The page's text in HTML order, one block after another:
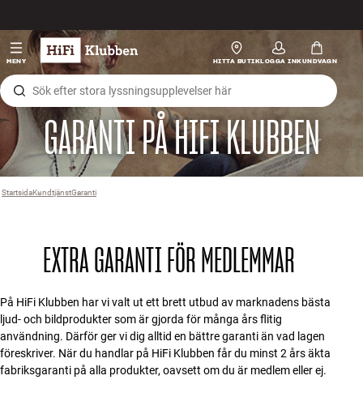
MENY HITTA BUTIKLOGGA INKUNDVAGN
HiFi
Högtalare
Skivspelare
Hörlurar
TV
System
Kablar
Tillbehör
Startsida ›
Kundtjänst ›
Garanti
GARANTI PÅ HIFI KLUBBEN
EXTRA GARANTI FÖR MEDLEMMAR
På HiFi Klubben har vi valt ut ett brett utbud av marknadens bästa
ljud- och bildprodukter som är gjorda för många års flitig
användning. Därför ger vi dig alltid en bättre garanti än vad lagen
föreskriver. När du handlar på HiFi Klubben får du minst 2 års äkta
fabriksgaranti på alla produkter, oavsett om du är medlem eller ej.